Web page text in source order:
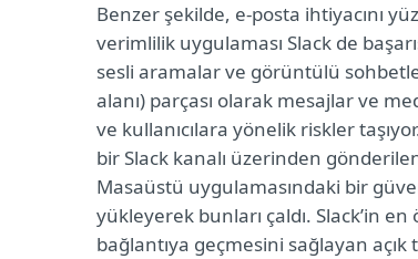
Benzer şekilde, e-posta ihtiyacını
verimlilik uygulaması Slack de
sesli aramalar ve görüntülü
alanı) parçası olarak mesajlar ve
ve kullanıcılara yönelik riskler
bir Slack kanalı üzerinden
Masaüstü uygulamasındaki bir
yükleyerek bunları çaldı. Slack’in
bağlantıya geçmesini sağlayan açık